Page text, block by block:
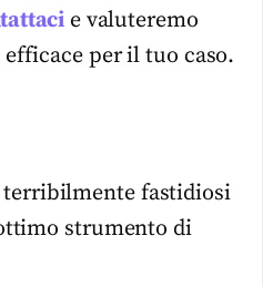
e valuteremo
per il tuo caso.
terribilmente fastidiosi
strumento di